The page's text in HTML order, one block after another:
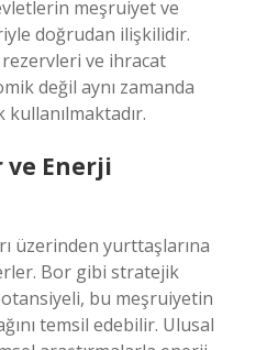
meşruiyet ve
doğrudan ilişkilidir.
ve ihracat
değil aynı zamanda
Enerji
üzerinden yurttaşlarına
Bor gibi stratejik
bu meşruiyetin
temsil edebilir. Ulusal